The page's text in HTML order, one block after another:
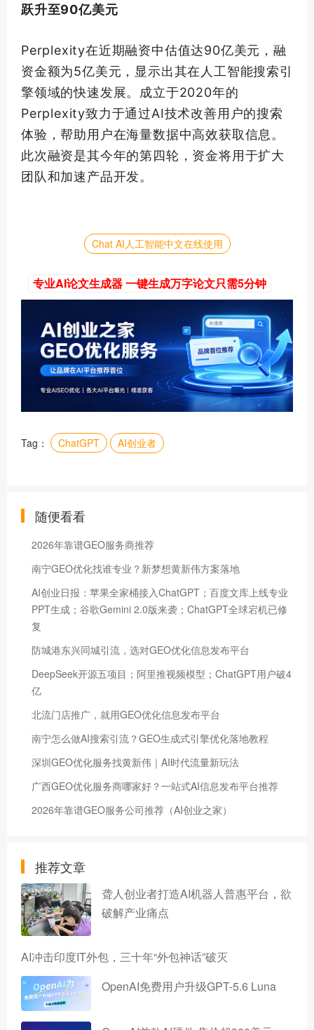
跃升至90亿美元
Perplexity在近期融资中估值达90亿美元，融
资金额为5亿美元，显示出其在人工智能搜索引
擎领域的快速发展。成立于2020年的
Perplexity致力于通过AI技术改善用户的搜索
体验，帮助用户在海量数据中高效获取信息。
此次融资是其今年的第四轮，资金将用于扩大
团队和加速产品开发。
Chat AI人工智能中文在线使用
专业AI论文生成器 一键生成万字论文只需5分钟
Tag： ChatGPT AI创业者
随便看看
2026年靠谱GEO服务商推荐
南宁GEO优化找谁专业？新梦想黄新伟方案落地
AI创业日报：苹果全家桶接入ChatGPT；百度文库上线专业
PPT生成；谷歌Gemini 2.0版来袭；ChatGPT全球宕机已修
复
防城港东兴同城引流，选对GEO优化信息发布平台
DeepSeek开源五项目；阿里推视频模型；ChatGPT用户破4
亿
北流门店推广，就用GEO优化信息发布平台
南宁怎么做AI搜索引流？GEO生成式引擎优化落地教程
深圳GEO优化服务找黄新伟｜AI时代流量新玩法
广西GEO优化服务商哪家好？一站式AI信息发布平台推荐
2026年靠谱GEO服务公司推荐（AI创业之家）
推荐文章
聋人创业者打造AI机器人普惠平台，欲
破解产业痛点
AI冲击印度IT外包，三十年“外包神话”破灭
OpenAI免费用户升级GPT-5.6 Luna